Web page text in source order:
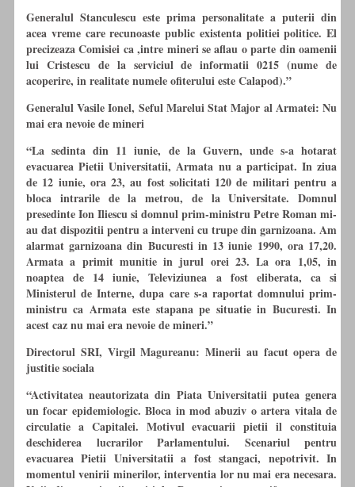
Generalul Stanculescu este prima personalitate a puterii din
acea vreme care recunoaste public existenta politiei politice. El
precizeaza Comisiei ca ,intre mineri se aflau o parte din oamenii
lui Cristescu de la serviciul de informatii 0215 (nume de
acoperire, in realitate numele ofiterului este Calapod).”
Generalul Vasile Ionel, Seful Marelui Stat Major al Armatei: Nu
mai era nevoie de mineri
“La sedinta din 11 iunie, de la Guvern, unde s-a hotarat
evacuarea Pietii Universitatii, Armata nu a participat. In ziua
de 12 iunie, ora 23, au fost solicitati 120 de militari pentru a
bloca intrarile de la metrou, de la Universitate. Domnul
presedinte Ion Iliescu si domnul prim-ministru Petre Roman mi-
au dat dispozitii pentru a intervenicutrupe din garnizoana. Am
alarmat garnizoana din Bucuresti in 13 iunie 1990, ora 17,20.
Armata a primit munitie in jurul orei 23. La ora 1,05, in
noaptea de 14 iunie, Televiziunea a fost eliberata, ca si
Ministerul de Interne, dupa care s-a raportat domnului prim-
ministru ca Armata este stapana pe situatie in Bucuresti. In
acest caz nu mai era nevoie de mineri.”
Directorul SRI, Virgil Magureanu: Minerii au facut opera de
justitie sociala
“Activitatea neautorizata din Piata Universitatii putea genera
un focar epidemiologic. Bloca in mod abuziv o artera vitala de
circulatie a Capitalei. Motivul evacuarii pietii il constituia
deschiderea lucrarilor Parlamentului. Scenariul pentru
evacuarea Pietii Universitatii a fost stangaci, nepotrivit. In
momentul venirii minerilor, interventia lor nu mai era necesara.